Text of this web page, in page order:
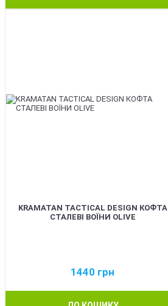
KRAMATAN TACTICAL DESIGN КОФТА
СТАЛЕВІ ВОЇНИ OLIVE
1440 грн